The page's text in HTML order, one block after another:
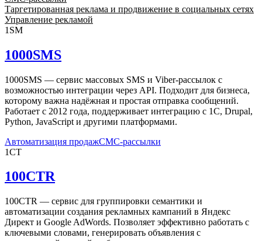
Таргетированная реклама и продвижение в социальных сетях
Управление рекламой
1SM
1000SMS
1000SMS — сервис массовых SMS и Viber-рассылок с
возможностью интеграции через API. Подходит для бизнеса,
которому важна надёжная и простая отправка сообщений.
Работает с 2012 года, поддерживает интеграцию с 1С, Drupal,
Python, JavaScript и другими платформами.
Автоматизация продажСМС-рассылки
1CT
100CTR
100CTR — сервис для группировки семантики и
автоматизации создания рекламных кампаний в Яндекс
Директ и Google AdWords. Позволяет эффективно работать с
ключевыми словами, генерировать объявления с